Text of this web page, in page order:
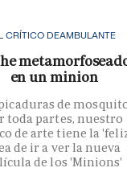
CRÍTICO DEAMBULANTE
en un minion
de
toda partes, nuestro
de arte tiene la
de ir a ver la nueva
de los 'Minions'